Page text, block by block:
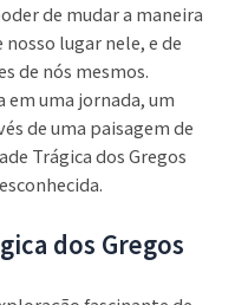
de mudar a maneira
lugar nele, e de
de nós mesmos.
em uma jornada, um
de uma paisagem de
Trágica dos Gregos
dos Gregos